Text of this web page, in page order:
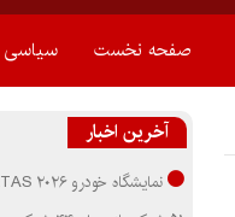
صفحه نخست سیاسی
آخرین اخبار